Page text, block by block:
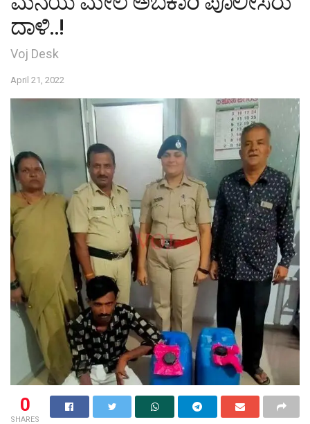
ದಾಳಿ..!
Voj Desk
April 21, 2022
0
SHARES